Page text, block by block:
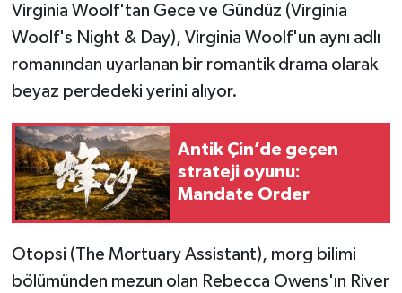
Virginia Woolf'tan Gece ve Gündüz (Virginia
Woolf's Night & Day), Virginia Woolf'un aynı adlı
romanından uyarlanan bir romantik drama olarak
beyaz perdedeki yerini alıyor.
Antik Çin’de geçen
strateji oyunu:
Mandate Order
Otopsi (The Mortuary Assistant), morg bilimi
bölümünden mezun olan Rebecca Owens'ın River